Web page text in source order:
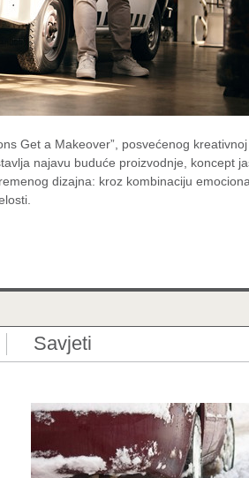
Get a Makeover”, posvećenog kreativnoj
najavu buduće proizvodnje, koncept
dizajna: kroz kombinaciju
Savjeti